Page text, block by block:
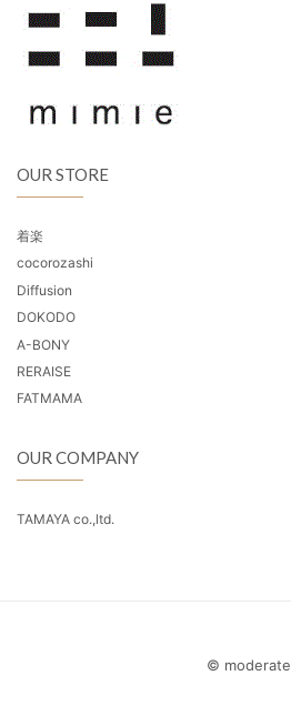
OUR STORE
着楽
cocorozashi
Diffusion
DOKODO
A-BONY
RERAISE
FATMAMA
OUR COMPANY
TAMAYA co.,ltd.
© moderate